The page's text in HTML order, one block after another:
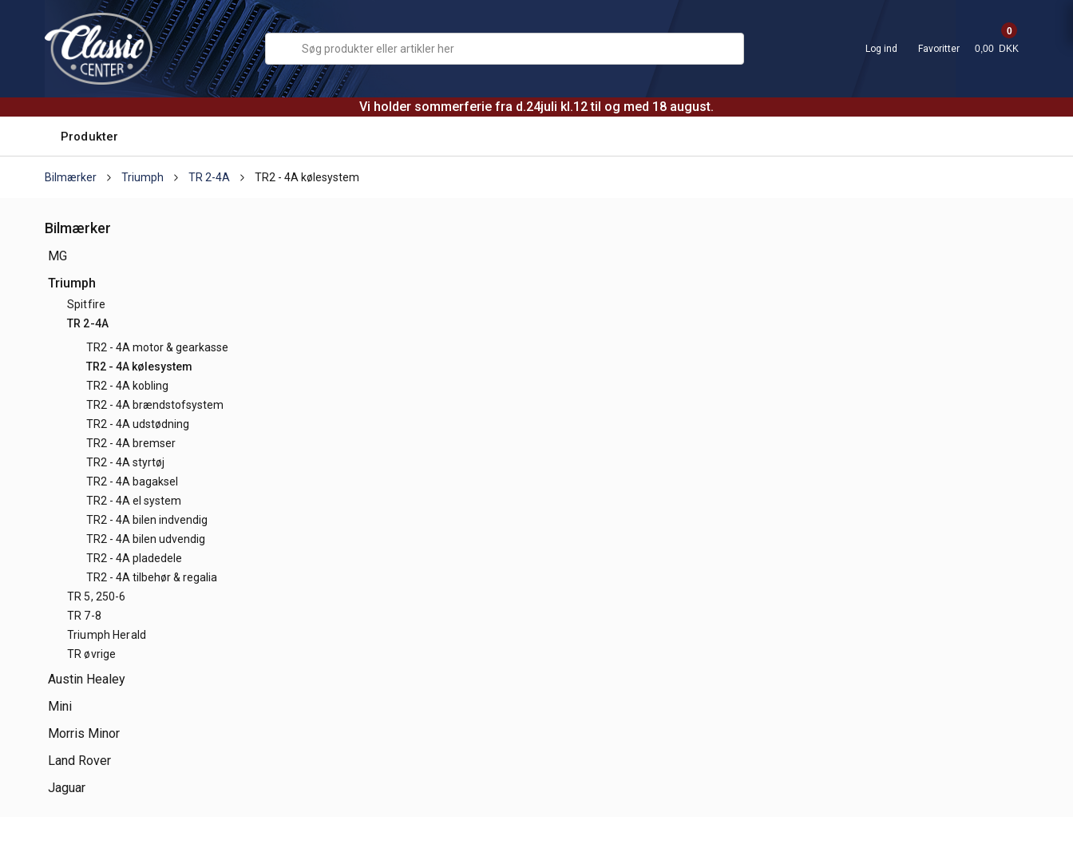
Vi holder sommerferie fra d.24juli kl.12 til og med 18 august.
Log ind Favoritter
0
0,00 DKK
Produkter
Bilmærker Triumph TR 2-4A TR2 - 4A kølesystem
Bilmærker
MG
Triumph
Spitfire
TR 2-4A
TR2 - 4A motor & gearkasse
TR2 - 4A kølesystem
TR2 - 4A kobling
TR2 - 4A brændstofsystem
TR2 - 4A udstødning
TR2 - 4A bremser
TR2 - 4A styrtøj
TR2 - 4A bagaksel
TR2 - 4A el system
TR2 - 4A bilen indvendig
TR2 - 4A bilen udvendig
TR2 - 4A pladedele
TR2 - 4A tilbehør & regalia
TR 5, 250-6
TR 7-8
Triumph Herald
TR øvrige
Austin Healey
Mini
Morris Minor
Land Rover
Jaguar